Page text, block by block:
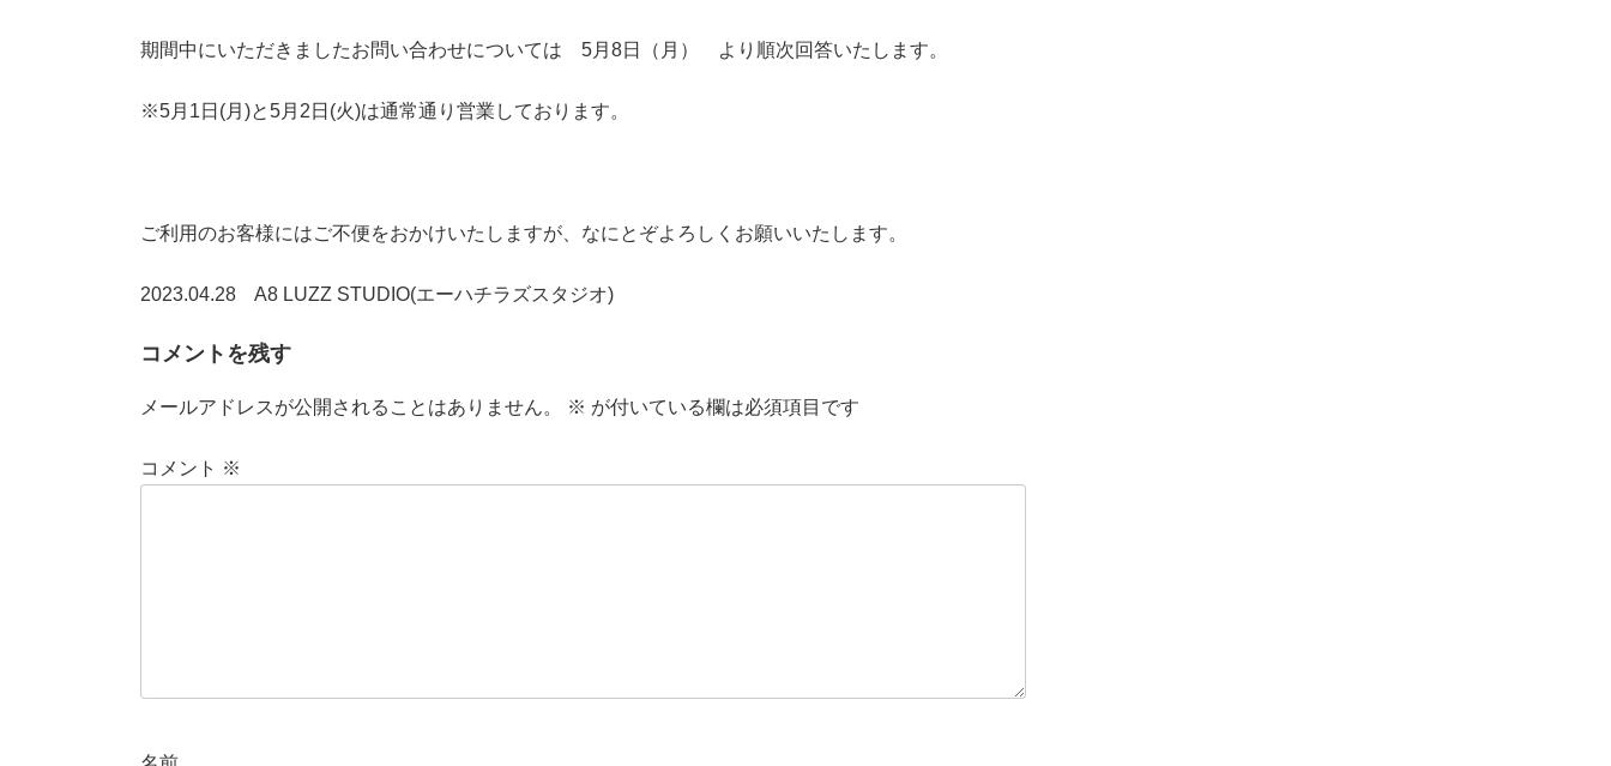
期間中にいただきましたお問い合わせについては 5月8日（月） より順次回答いたします。
※5月1日(月)と5月2日(火)は通常通り営業しております。
ご利用のお客様にはご不便をおかけいたしますが、なにとぞよろしくお願いいたします。
2023.04.28 A8 LUZZ STUDIO(エーハチラズスタジオ)
コメントを残す
メールアドレスが公開されることはありません。 ※ が付いている欄は必須項目です
コメント ※